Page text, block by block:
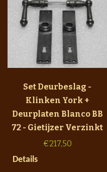
Set Deurbeslag -
Klinken York +
Deurplaten Blanco BB
72 - Gietijzer Verzinkt
€217,50
Details